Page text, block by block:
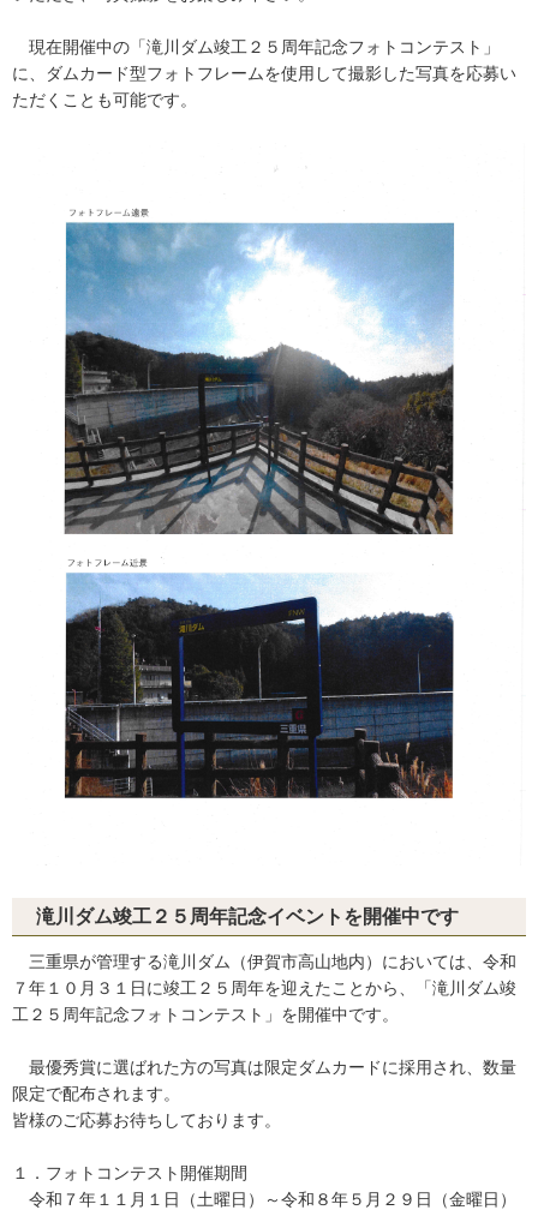
現在開催中の「滝川ダム竣工２５周年記念フォトコンテスト」
に、ダムカード型フォトフレームを使用して撮影した写真を応募い
ただくことも可能です。
滝川ダム竣工２５周年記念イベントを開催中です
三重県が管理する滝川ダム（伊賀市高山地内）においては、令和
７年１０月３１日に竣工２５周年を迎えたことから、「滝川ダム竣
工２５周年記念フォトコンテスト」を開催中です。
最優秀賞に選ばれた方の写真は限定ダムカードに採用され、数量
限定で配布されます。
皆様のご応募お待ちしております。
１．フォトコンテスト開催期間
令和７年１１月１日（土曜日）～令和８年５月２９日（金曜日）